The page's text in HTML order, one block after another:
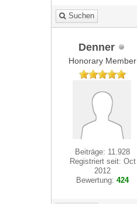
Suchen
Denner
Honorary Member
Beiträge: 11.928
Registriert seit: Oct
2012
Bewertung:424